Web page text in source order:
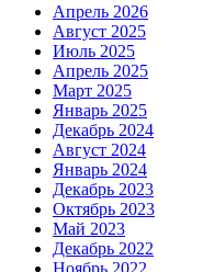
Апрель 2026
Август 2025
Июль 2025
Апрель 2025
Март 2025
Январь 2025
Декабрь 2024
Август 2024
Январь 2024
Декабрь 2023
Октябрь 2023
Май 2023
Декабрь 2022
Ноябрь 2022